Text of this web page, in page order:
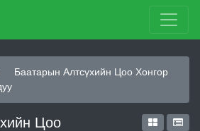
Баатарын Алтсүхийн Цоо Хонгор
Цоо